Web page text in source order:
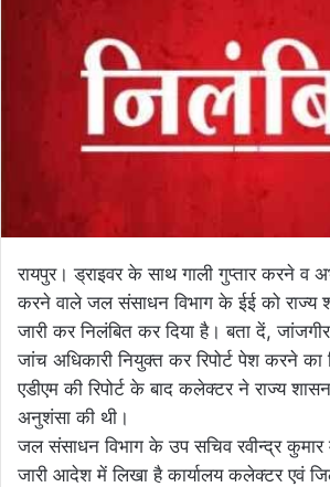
रायपुर। ड्राइवर के साथ गाली गुप्तार करने व
करने वाले जल संसाधन विभाग के ईई को
जारी कर निलंबित कर दिया है। बता दें,
जांच अधिकारी नियुक्त कर रिपोर्ट पेश करने का
एडीएम की रिपोर्ट के बाद कलेक्टर ने राज्य
अनुशंसा की थी।
जल संसाधन विभाग के उप सचिव रवीन्द्र
जारी आदेश में लिखा है कार्यालय कलेक्टर एवं